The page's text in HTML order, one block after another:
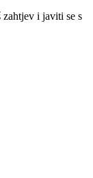
i javiti se s